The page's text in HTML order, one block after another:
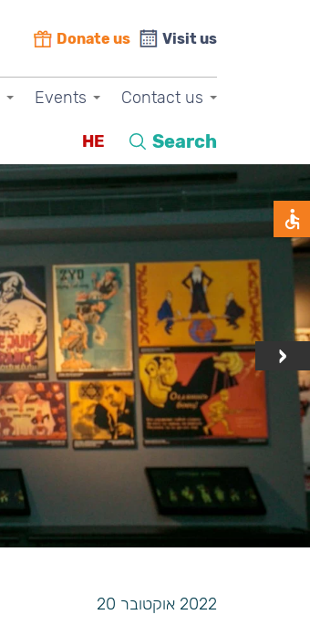
Donate us Visit us
Events Contact us
HE Search
›
2022 אוקטובר 20